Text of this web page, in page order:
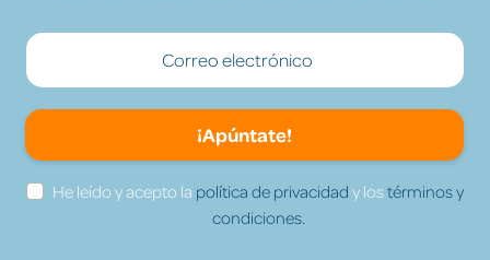
¡Apúntate!
He leído y acepto la política de privacidad y lostérminos y
condiciones.